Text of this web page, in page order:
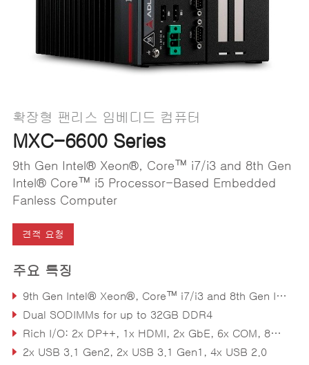
확장형 팬리스 임베디드 컴퓨터
MXC-6600 Series
9th Gen Intel® Xeon®, Core™ i7/i3 and 8th Gen
Intel® Core™ i5 Processor-Based Embedded
Fanless Computer
견적 요청
주요 특징
9th Gen Intel® Xeon®, Core™ i7/i3 and 8th Gen Intel® Core™ i5 Processor
Dual SODIMMs for up to 32GB DDR4
Rich I/O: 2x DP++, 1x HDMI, 2x GbE, 6x COM, 8-ch DI, 8-ch DO, TPM 2.0
2x USB 3.1 Gen2, 2x USB 3.1 Gen1, 4x USB 2.0